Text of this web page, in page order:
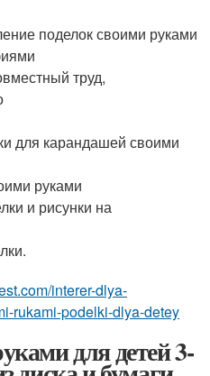
поделок своими руками
труд,
для карандашей своими
руками
и рисунки на
interer-dlya-
rukami-podelki-dlya-detey
для детей 3-